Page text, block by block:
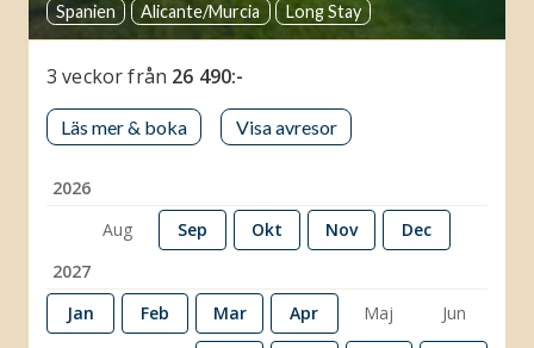
Spanien Alicante/Murcia Long Stay
3 veckorfrån 26 490:-
Läs mer & boka Visa avresor
2026
Aug
Sep Okt Nov
Dec
2027
Jan
Feb Mar Apr Maj Jun